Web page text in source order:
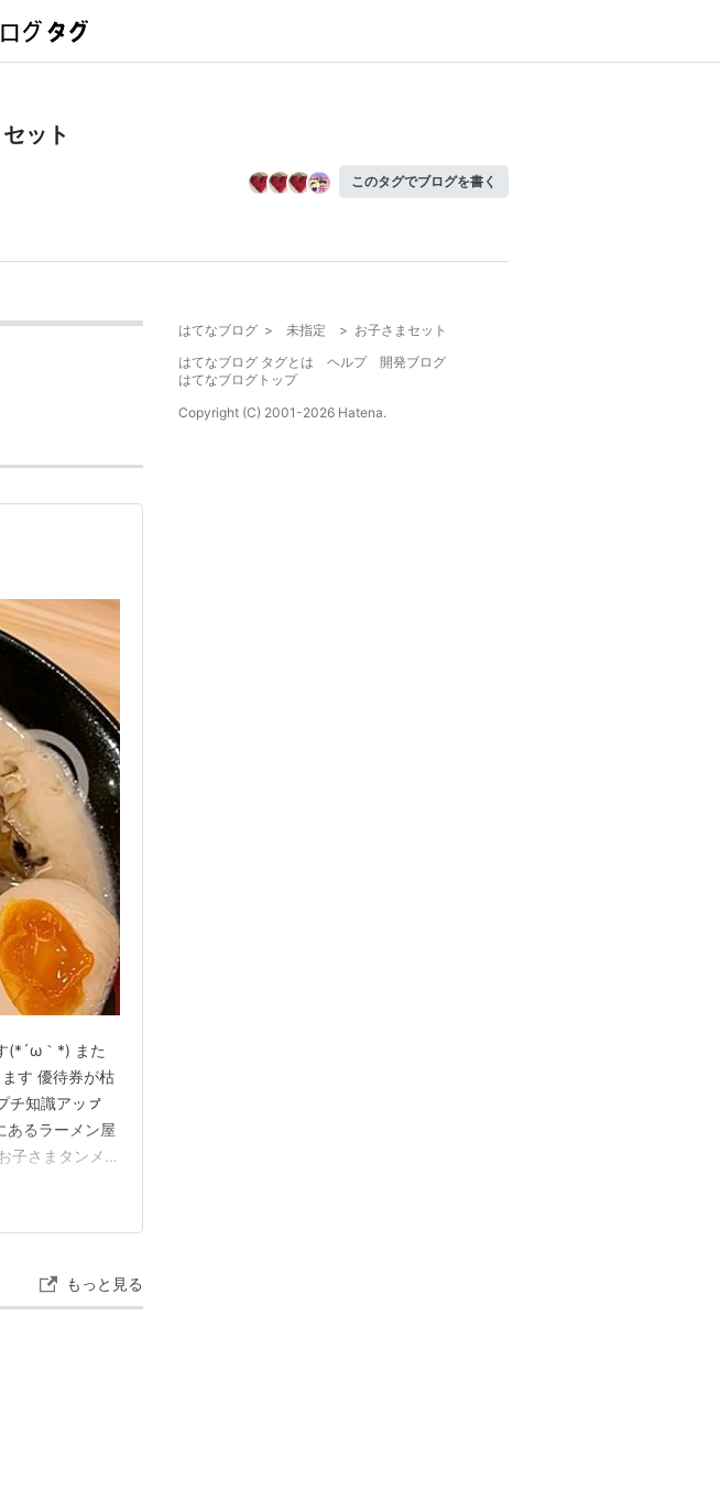
ット
このタグでブログを書く
(*´ω｀*) また
す 優待券が枯
チ知識アッㇷ゚
あるラーメン屋
子さまタンメン
もっと見る
はてなブログ > 未指定 > お子さまセット
はてなブログ タグとは
ヘルプ
開発ブログ
はてなブログトップ
Copyright (C) 2001-2026 Hatena.